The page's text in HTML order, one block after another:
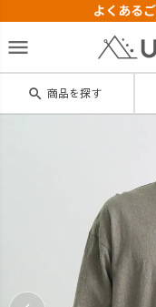
menu
search 商品を探す